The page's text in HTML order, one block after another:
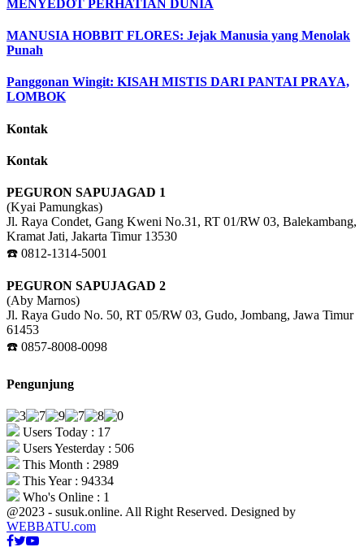
MENYEDOT PERHATIAN DUNIA
MANUSIA HOBBIT FLORES: Jejak Manusia yang Menolak
Punah
Panggonan Wingit: KISAH MISTIS DARI PANTAI PRAYA,
LOMBOK
Kontak
Kontak
PEGURON SAPUJAGAD 1
(Kyai Pamungkas)
Jl. Raya Condet, Gang Kweni No.31, RT 01/RW 03, Balekambang,
Kramat Jati, Jakarta Timur 13530
☎️ 0812-1314-5001
PEGURON SAPUJAGAD 2
(Aby Marnos)
Jl. Raya Gudo No. 50, RT 05/RW 03, Gudo, Jombang, Jawa Timur
61453
☎️ 0857-8008-0098
Pengunjung
Users Today : 17
Users Yesterday : 506
This Month : 2989
This Year : 94334
Who's Online : 1
@2023 - susuk.online. All Right Reserved. Designed by
WEBBATU.com
Facebook
Twitter
Youtube